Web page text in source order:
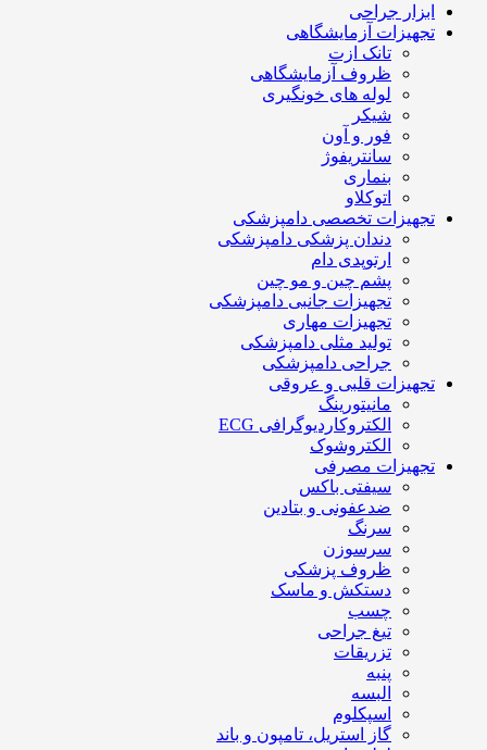
ابزار جراحی
تجهیزات آزمایشگاهی
تانک ازت
ظروف آزمایشگاهی
لوله های خونگیری
شیکر
فور و آون
سانتریفوژ
بنماری
اتوکلاو
تجهیزات تخصصی دامپزشکی
دندان پزشکی دامپزشکی
ارتوپدی دام
پشم چین و مو چین
تجهیزات جانبی دامپزشکی
تجهیزات مهاری
تولید مثلی دامپزشکی
جراحی دامپزشکی
تجهیزات قلبی و عروقی
مانیتورینگ
الکتروکاردیوگرافی ECG
الکتروشوک
تجهیزات مصرفی
سیفتی باکس
ضدعفونی و بتادین
سرنگ
سرسوزن
ظروف پزشکی
دستکش و ماسک
چسب
تیغ جراحی
تزریقات
پنبه
البسه
اسپکلوم
گاز استریل، تامپون و باند